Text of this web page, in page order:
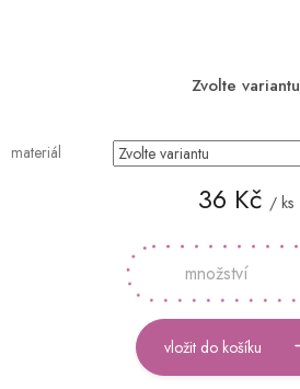
36 Kč / ks
cena:
Zvolte variantu
materiál
vložit do košíku